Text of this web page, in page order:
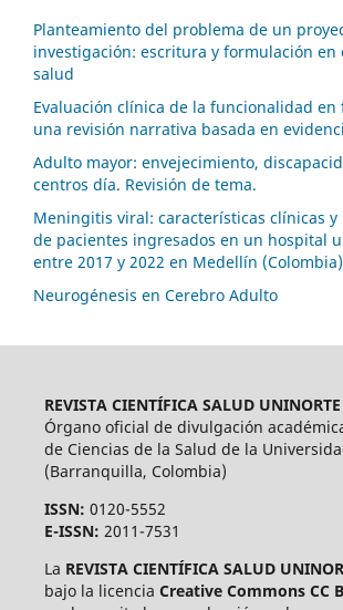
Planteamiento del problema de un
investigación: escritura y formulación en
salud
Evaluación clínica de la funcionalidad
una revisión narrativa basada en
Adulto mayor: envejecimiento,
centros día. Revisión de tema.
Meningitis viral: características clínicas y
de pacientes ingresados en un hospital
entre 2017 y 2022 en Medellín (Colombia)
Neurogénesis en Cerebro Adulto
REVISTA CIENTÍFICA SALUD UNINORTE
Órgano oficial de divulgación
de Ciencias de la Salud de la
(Barranquilla, Colombia)
ISSN: 0120-5552
E-ISSN: 2011-7531
La REVISTA CIENTÍFICA SALUD
bajo la licencia Creative Commons CC